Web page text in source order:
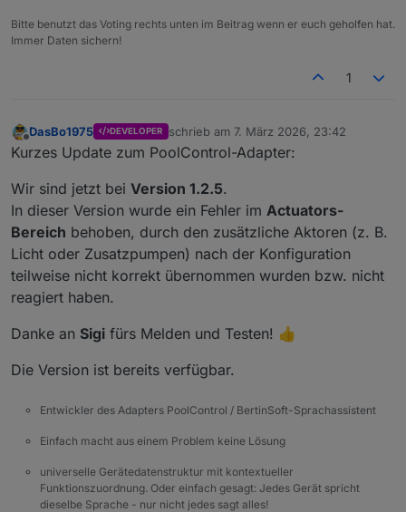
"owner" : "system.user.admin" ,
"ownerGroup"
Bitte benutzt das Voting rechts unten im Beitrag wenn er euch geholfen hat.
Immer Daten sichern!
1
Offline
DasBo1975 DEVELOPER schrieb am 7. März 2026, 23:42
zuletzt editiert von
Kurzes Update zum PoolControl-Adapter:
Wir sind jetzt bei Version 1.2.5.
In dieser Version wurde ein Fehler im Actuators-
Bereich behoben, durch den zusätzliche Aktoren (z. B.
Licht oder Zusatzpumpen) nach der Konfiguration
teilweise nicht korrekt übernommen wurden bzw. nicht
reagiert haben.
Danke an Sigi fürs Melden und Testen! 👍
Die Version ist bereits verfügbar.
Entwickler des Adapters PoolControl / BertinSoft-Sprachassistent
Einfach macht aus einem Problem keine Lösung
universelle Gerätedatenstruktur mit kontextueller
Funktionszuordnung. Oder einfach gesagt: Jedes Gerät spricht
dieselbe Sprache - nur nicht jedes sagt alles!